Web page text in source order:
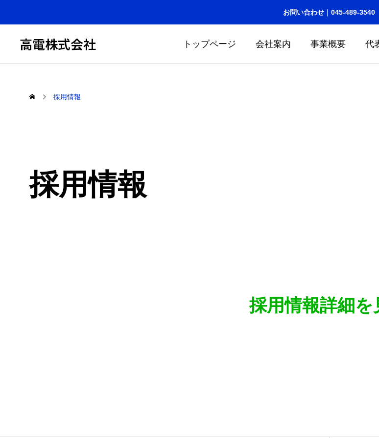
お問い合わせ｜045-489-3540
高電株式会社 トップページ 会社案内 事業概要 代
採用情報
採用情報
採用情報詳細を